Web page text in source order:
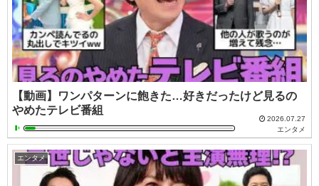
【動画】ワンパターンに飽きた…好きだったけど見るの
やめたテレビ番組
2026.07.27
エンタメ
エンタメ